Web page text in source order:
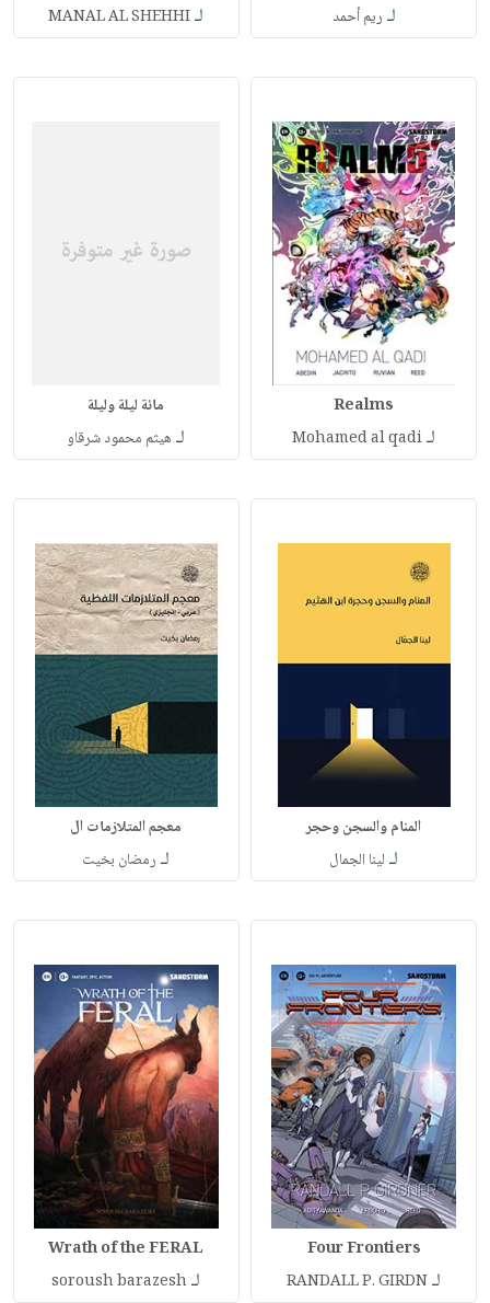
لـ ريم أحمد لـMANAL AL SHEHHI
Realms
لـMohamed al qadi
مائة ليلة وليلة
لـ هيثم محمود شرقاو
المنام والسجن وحجر
لـ لينا الجمال
معجم المتلازمات ال
لـ رمضان بخيت
Four Frontiers
لـRANDALL P. GIRDN
Wrath of the FERAL
لـsoroush barazesh